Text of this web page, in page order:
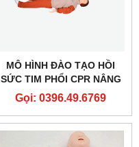
MÔ HÌNH ĐÀO TẠO HỒI
SỨC TIM PHỔI CPR NÂNG
CAO GD/CPR10280
Gọi: 0396.49.6769